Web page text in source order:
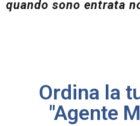
quando sono entrata
Ordina la
"Agente